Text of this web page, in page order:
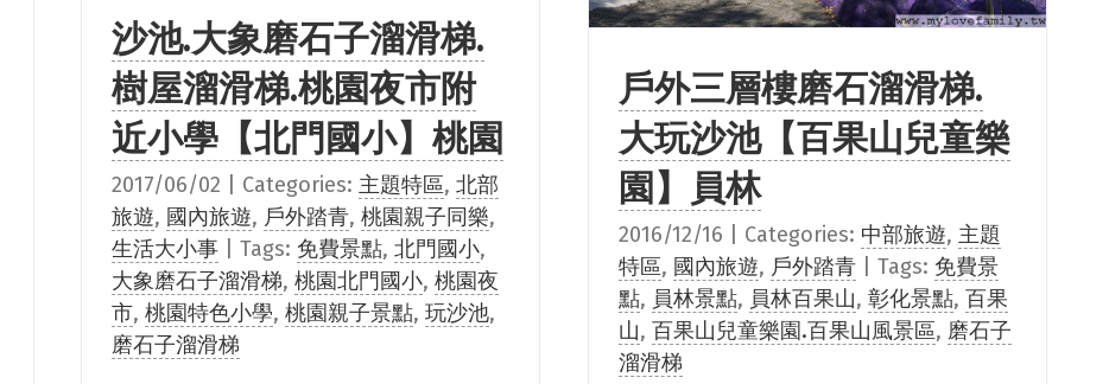
沙池.大象磨石子溜滑梯.
樹屋溜滑梯.桃園夜市附
近小學【北門國小】桃園
2017/06/02 Categories: 主題特區, 北部
旅遊, 國內旅遊, 戶外踏青, 桃園親子同樂,
生活大小事
Tags: 免費景點, 北門國小,
大象磨石子溜滑梯, 桃園北門國小, 桃園夜
市, 桃園特色小學, 桃園親子景點, 玩沙池,
磨石子溜滑梯
戶外三層樓磨石溜滑梯.
大玩沙池【百果山兒童樂
園】員林
2016/12/16 Categories: 中部旅遊, 主題
特區, 國內旅遊, 戶外踏青 Tags: 免費景
點, 員林景點, 員林百果山, 彰化景點, 百果
山, 百果山兒童樂園.百果山風景區, 磨石子
溜滑梯